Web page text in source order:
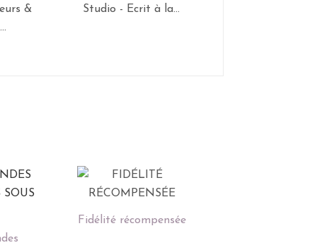
&
Studio - Ecrit à la...
Fidélité récompensée